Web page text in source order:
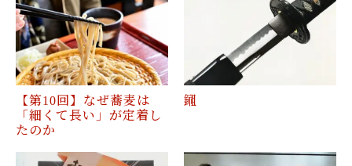
【第10回】なぜ蕎麦は
「細くて長い」が定着し
たのか
鎺